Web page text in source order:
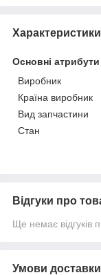
Характеристики
Основні атрибути
Виробник
Країна виробник
Вид запчастини
Стан
Відгуки про
Ще немає відгуків
Умови доставки